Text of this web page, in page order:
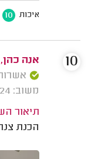
איכות 10
אנה
אשרור: 26/09/
משוב: 18/06/2024
תיאור
הכנת צנרת
10